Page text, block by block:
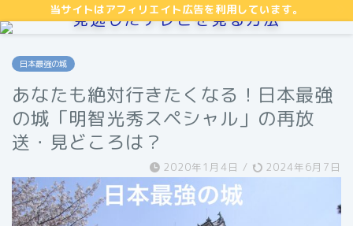
当サイトはアフィリエイト広告を利用しています。
見逃したテレビを見る方法
日本最強の城
あなたも絶対行きたくなる！日本最強
の城「明智光秀スペシャル」の再放
送・見どころは？
2020年1月4日 / 2024年6月7日